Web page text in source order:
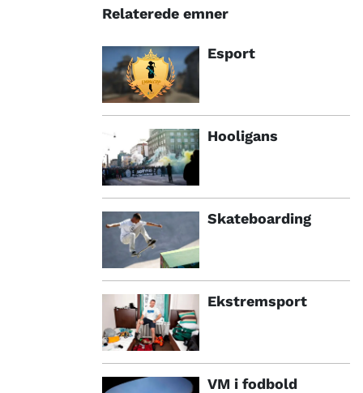
Relaterede emner
Esport
Hooligans
Skateboarding
Ekstremsport
VM i fodbold